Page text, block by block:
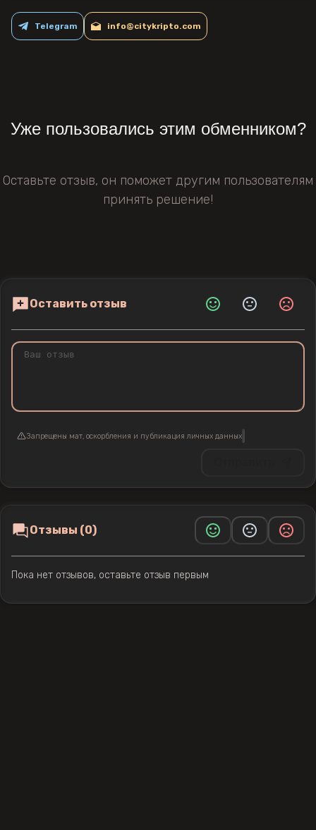
Telegram info@citykripto.com
Уже пользовались этим обменником?
Оставьте отзыв, он поможет другим пользователям
принять решение!
Оставить отзыв
Запрещены мат, оскорбления и публикация личных данных
Отзывы (0)
Пока нет отзывов, оставьте отзыв первым